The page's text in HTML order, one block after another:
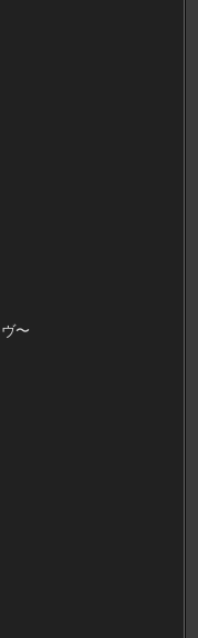
〜